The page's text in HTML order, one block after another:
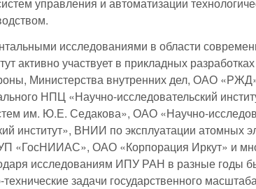
управления и автоматизации
исследованиями в области
активно участвует в прикладных
Министерства внутренних дел, ОАО
НПЦ «Научно-исследовательский
им. Ю.Е. Седакова», ОАО «Научно-
институт», ВНИИ по эксплуатации атомных
«ГосНИИАС», ОАО «Корпорация Иркут» и
исследованиям ИПУ РАН в разные годы
задачи государственного